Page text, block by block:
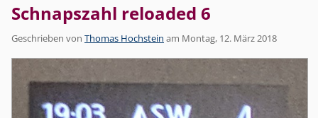
Schnapszahl reloaded 6
Geschrieben von Thomas Hochstein am Montag, 12. März 2018